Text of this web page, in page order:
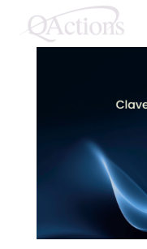
beginning
Alfonsina
Morgavi